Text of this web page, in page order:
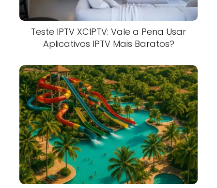
Teste IPTV XCIPTV: Vale a Pena Usar
Aplicativos IPTV Mais Baratos?